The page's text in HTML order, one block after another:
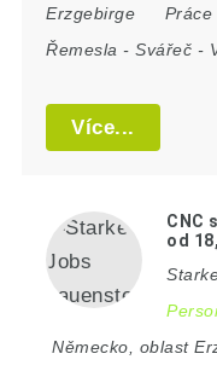
Erzgebirge
Práce
Řemesla -Svářeč -
Více...
CNC
od
Německo
oblast